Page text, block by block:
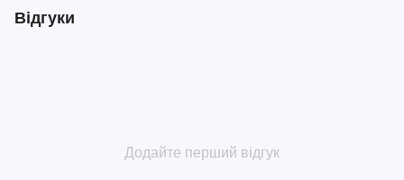
Відгуки
Додайте перший відгук